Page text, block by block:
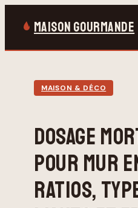
MAISON GOURMANDE
Bricolage
Jardinage
Maison & Déco
MAISON & DÉCO
DOSAGE
POUR MUR
RATIOS,